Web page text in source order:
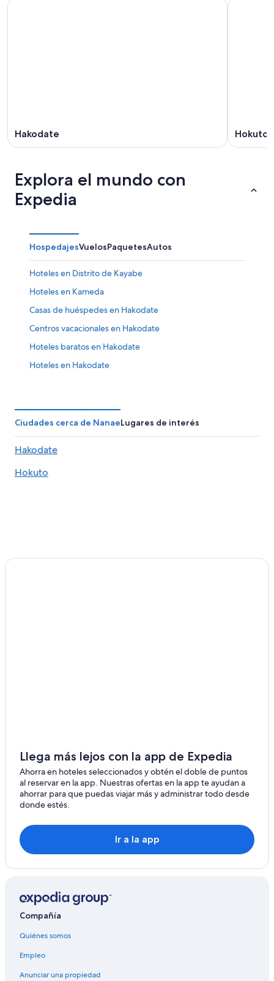
Hakodate Hokuto
Explora el mundo con
Expedia
HospedajesVuelosPaquetesAutos
Hoteles en Distrito de Kayabe
Hoteles en Kameda
Casas de huéspedes en Hakodate
Centros vacacionales en Hakodate
Hoteles baratos en Hakodate
Hoteles en Hakodate
Hoteles cerca de Monte Hakodate
Hoteles en la playa en Mori
Hoteles en Mori
Hoteles en Motomachi
Ciudades cerca de NanaeLugares de interés
Hakodate
Hokuto
Llega más lejos con la app de Expedia
Ahorra en hoteles seleccionados y obtén el doble de puntos
al reservar en la app. Nuestras ofertas en la app te ayudan a
ahorrar para que puedas viajar más y administrar todo desde
donde estés.
Ir a la app
Compañía
Quiénes somos
Empleo
Anunciar una propiedad